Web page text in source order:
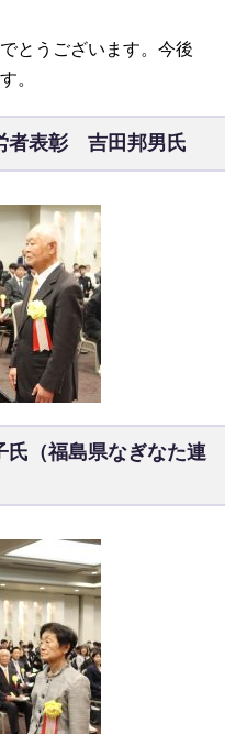
とうございます。今後
。
者表彰 吉田邦男氏
（福島県なぎなた連